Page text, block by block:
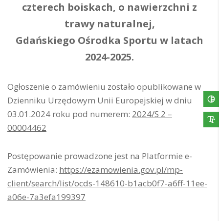
czterech boiskach, o nawierzchni z
trawy naturalnej,
Gdańskiego Ośrodka Sportu w latach
2024-2025.
Ogłoszenie o zamówieniu zostało opublikowane w
Dzienniku Urzędowym Unii Europejskiej w dniu
03.01.2024 roku pod numerem: 2024/S 2 –
00004462
Postępowanie prowadzone jest na Platformie e-
Zamówienia: https://ezamowienia.gov.pl/mp-
client/search/list/ocds-148610-b1acb0f7-a6ff-11ee-
a06e-7a3efa199397